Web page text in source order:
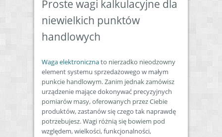
Proste wagi kalkulacyjne dla
niewielkich punktów
handlowych
Waga elektronicznato nierzadko nieodzowny
element systemu sprzedażowego w małym
punkcie handlowym. Zanim jednak zamówisz
urządzenie mające dokonywać precyzyjnych
pomiarów masy, oferowanych przez Ciebie
produktów, zastanów się czego tak naprawdę
potrzebujesz. Wagi różnią się bowiem pod
względem, wielkości, funkcjonalności,